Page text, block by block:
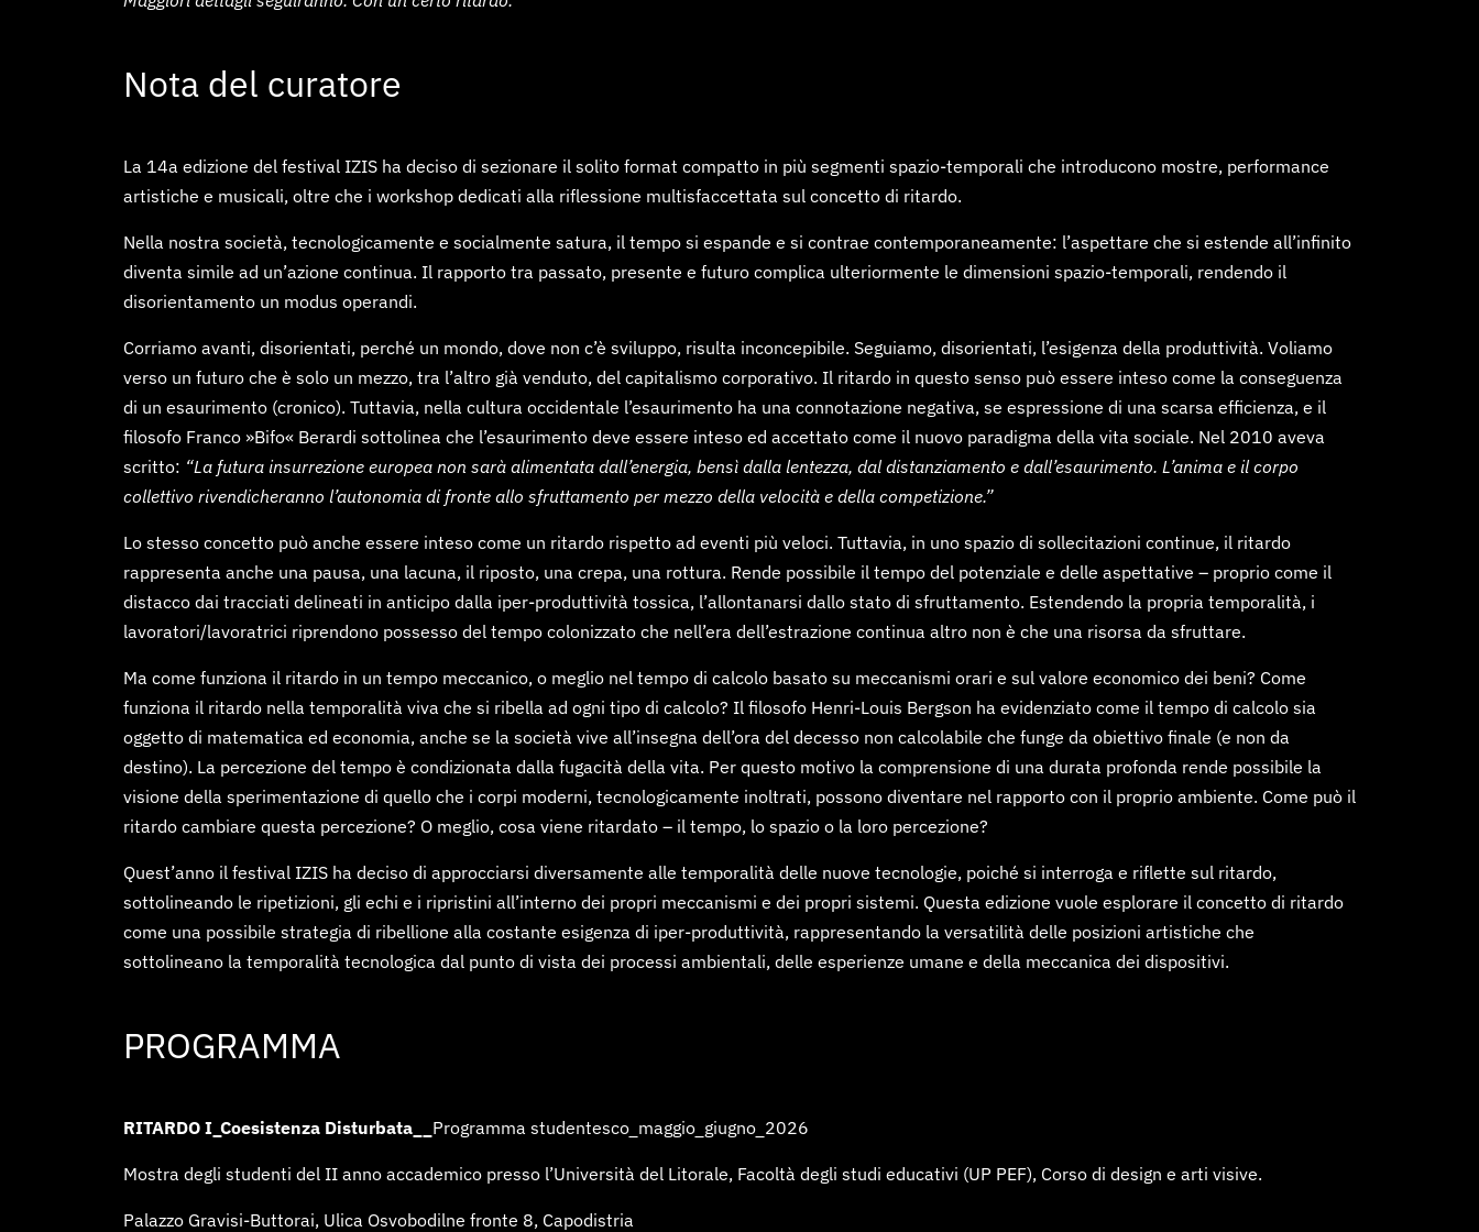
Nota del curatore
La 14a edizione del festival IZIS ha deciso di sezionare il solito format compatto in più segmenti spazio-temporali che introducono mostre, performance
artistiche e musicali, oltre che i workshop dedicati alla riflessione multisfaccettata sul concetto di ritardo.
Nella nostra società, tecnologicamente e socialmente satura, il tempo si espande e si contrae contemporaneamente: l’aspettare che si estende all’infinito
diventa simile ad un’azione continua. Il rapporto tra passato, presente e futuro complica ulteriormente le dimensioni spazio-temporali, rendendo il
disorientamento un modus operandi.
Corriamo avanti, disorientati, perché un mondo, dove non c’è sviluppo, risulta inconcepibile. Seguiamo, disorientati, l’esigenza della produttività. Voliamo
verso un futuro che è solo un mezzo, tra l’altro già venduto, del capitalismo corporativo. Il ritardo in questo senso può essere inteso come la conseguenza
di un esaurimento (cronico). Tuttavia, nella cultura occidentale l’esaurimento ha una connotazione negativa, se espressione di una scarsa efficienza, e il
filosofo Franco »Bifo« Berardi sottolinea che l’esaurimento deve essere inteso ed accettato come il nuovo paradigma della vita sociale. Nel 2010 aveva
scritto: “La futura insurrezione europea non sarà alimentata dall’energia, bensì dalla lentezza, dal distanziamento e dall’esaurimento. L’anima e il corpo
collettivo rivendicheranno l’autonomia di fronte allo sfruttamento per mezzo della velocità e della competizione.”
Lo stesso concetto può anche essere inteso come un ritardo rispetto ad eventi più veloci. Tuttavia, in uno spazio di sollecitazioni continue, il ritardo
rappresenta anche una pausa, una lacuna, il riposto, una crepa, una rottura. Rende possibile il tempo del potenziale e delle aspettative – proprio come il
distacco dai tracciati delineati in anticipo dalla iper-produttività tossica, l’allontanarsi dallo stato di sfruttamento. Estendendo la propria temporalità, i
lavoratori/lavoratrici riprendono possesso del tempo colonizzato che nell’era dell’estrazione continua altro non è che una risorsa da sfruttare.
Ma come funziona il ritardo in un tempo meccanico, o meglio nel tempo di calcolo basato su meccanismi orari e sul valore economico dei beni? Come
funziona il ritardo nella temporalità viva che si ribella ad ogni tipo di calcolo? Il filosofo Henri-Louis Bergson ha evidenziato come il tempo di calcolo sia
oggetto di matematica ed economia, anche se la società vive all’insegna dell’ora del decesso non calcolabile che funge da obiettivo finale (e non da
destino). La percezione del tempo è condizionata dalla fugacità della vita. Per questo motivo la comprensione di una durata profonda rende possibile la
visione della sperimentazione di quello che i corpi moderni, tecnologicamente inoltrati, possono diventare nel rapporto con il proprio ambiente. Come può il
ritardo cambiare questa percezione? O meglio, cosa viene ritardato – il tempo, lo spazio o la loro percezione?
Quest’anno il festival IZIS ha deciso di approcciarsi diversamente alle temporalità delle nuove tecnologie, poiché si interroga e riflette sul ritardo,
sottolineando le ripetizioni, gli echi e i ripristini all’interno dei propri meccanismi e dei propri sistemi. Questa edizione vuole esplorare il concetto di ritardo
come una possibile strategia di ribellione alla costante esigenza di iper-produttività, rappresentando la versatilità delle posizioni artistiche che
sottolineano la temporalità tecnologica dal punto di vista dei processi ambientali, delle esperienze umane e della meccanica dei dispositivi.
PROGRAMMA
RITARDO I_Coesistenza Disturbata__ Programma studentesco_maggio_giugno_2026
Mostra degli studenti del II anno accademico presso l’Università del Litorale, Facoltà degli studi educativi (UP PEF), Corso di design e arti visive.
Palazzo Gravisi-Buttorai, Ulica Osvobodilne fronte 8, Capodistria